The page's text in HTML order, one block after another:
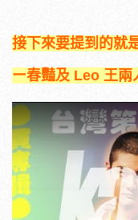
接下來要提到的就
ー春豔及 Leo 王兩